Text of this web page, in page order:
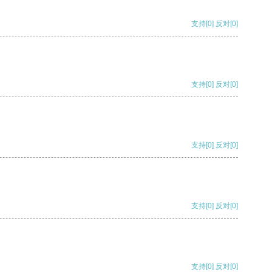
支持[0] 反对[0]
支持[0] 反对[0]
支持[0] 反对[0]
支持[0] 反对[0]
支持[0] 反对[0]